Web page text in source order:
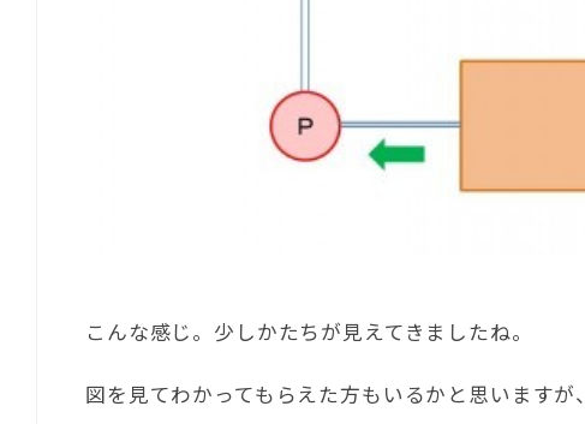
こんな感じ。少しかたちが見えてきましたね。
図を見てわかってもらえた方もいるかと思いますが、